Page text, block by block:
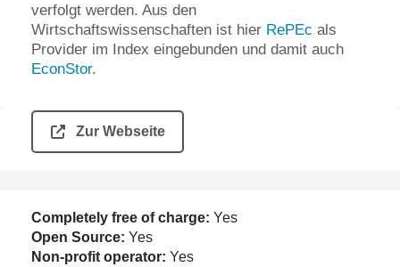
verfolgt werden. Aus den
Wirtschaftswissenschaften ist hier RePEc als
Provider im Index eingebunden und damit auch
EconStor.
Zur Webseite
Completely free of charge: Yes
Open Source: Yes
Non-profit operator: Yes